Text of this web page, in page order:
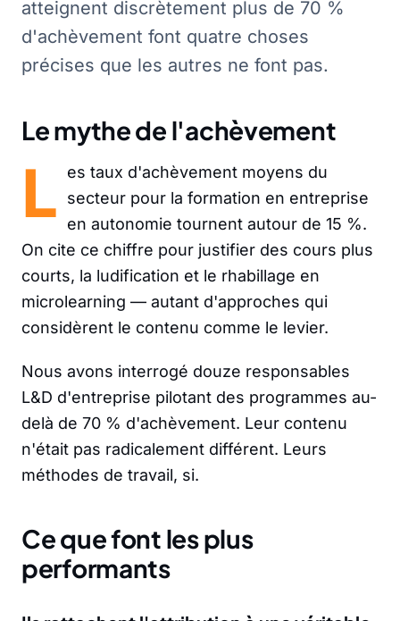
atteignent discrètement plus de 70 %
d'achèvement font quatre choses
précises que les autres ne font pas.
Le mythe de l'achèvement
L
es taux d'achèvement moyens du
secteur pour la formation en entreprise
en autonomie tournent autour de 15 %.
On cite ce chiffre pour justifier des cours plus
courts, la ludification et le rhabillage en
microlearning — autant d'approches qui
considèrent le contenu comme le levier.
Nous avons interrogé douze responsables
L&D d'entreprise pilotant des programmes au-
delà de 70 % d'achèvement. Leur contenu
n'était pas radicalement différent. Leurs
méthodes de travail, si.
Ce que font les plus
performants